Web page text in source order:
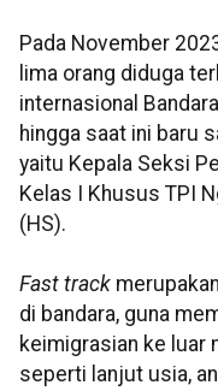
Pada November
lima orang diduga
internasional
hingga saat ini baru
yaitu Kepala Seksi
Kelas I Khusus TPI
(HS).
Fast track
di bandara, guna
keimigrasian ke luar
seperti lanjut usia,